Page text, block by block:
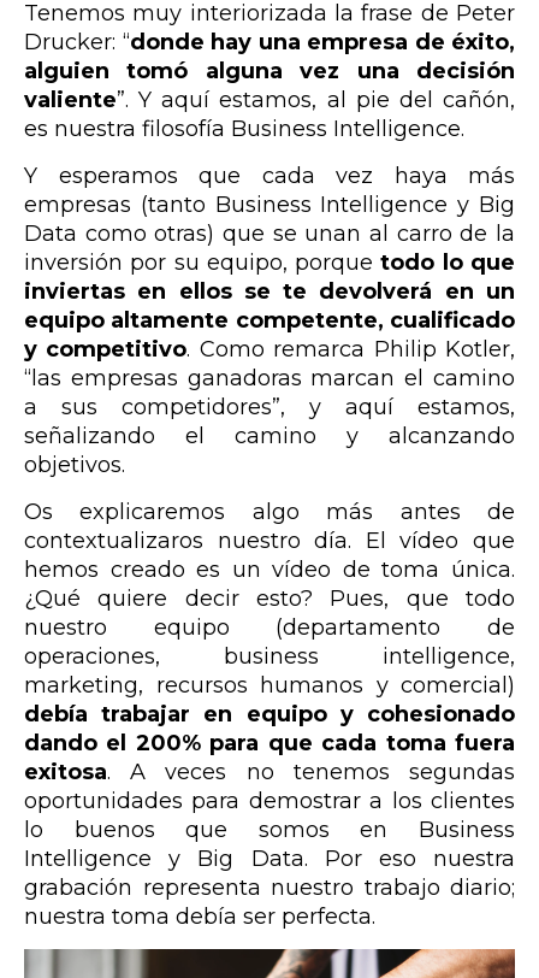
Tenemos muy interiorizada la frase de Peter
Drucker: “donde hay una empresa de éxito,
alguien tomó alguna vez una decisión
valiente”. Y aquí estamos, al pie del cañón,
es nuestra filosofía Business Intelligence.
Y esperamos que cada vez haya más
empresas (tanto Business Intelligence y Big
Data como otras) que se unan al carro de la
inversión por su equipo, porquetodo lo que
inviertas en ellos se te devolverá en un
equipo altamente competente, cualificado
y competitivo. Como remarca Philip Kotler,
“las empresas ganadoras marcan el camino
a sus competidores”, y aquí estamos,
señalizando el camino y alcanzando
objetivos.
Os explicaremos algo más antes de
contextualizaros nuestro día. El vídeo que
hemos creado es un vídeo de toma única.
¿Qué quiere decir esto? Pues, que todo
nuestro equipo (departamento de
operaciones, business intelligence,
marketing, recursos humanos y comercial)
debía trabajar en equipo y cohesionado
dando el 200% para que cada toma fuera
exitosa. A veces no tenemos segundas
oportunidades para demostrar a los clientes
lo buenos que somos en Business
Intelligence y Big Data. Por eso nuestra
grabación representa nuestro trabajo diario;
nuestra toma debía ser perfecta.